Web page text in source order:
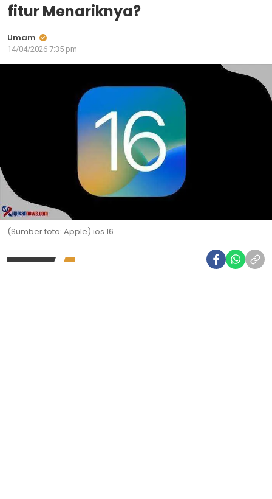
fitur Menariknya?
Umam
14/04/2026 7:35 pm
(Sumber foto: Apple) ios 16